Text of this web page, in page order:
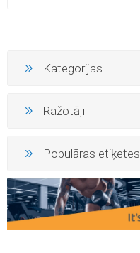
Kategorijas
Ražotāji
Populāras etiķetes